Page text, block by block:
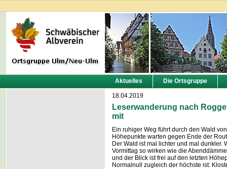
Aktuelles Die Ortsgruppe
18.04.2019
Leserwanderung nach
mit
Ein ruhiger Weg führt durch den Wald
Höhepunkte warten gegen Ende der
Der Wald ist mal lichter und mal dunkler.
Vormittag so wirken wie die
und der Blick ist frei auf den letzten
Normalnull zugleich der höchste ist: